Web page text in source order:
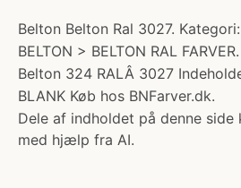
Belton Belton Ral 3027.
BELTON > BELTON RAL
Belton 324 RALÂ 3027
BLANK Køb hos BNFarver.dk.
Dele af indholdet på denne
med hjælp fra AI.